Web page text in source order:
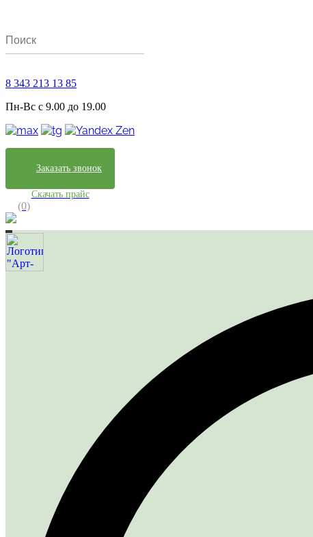
8 343 213 13 85
Пн-Вс с 9.00 до 19.00
Заказать звонок
Скачать прайс
(0)